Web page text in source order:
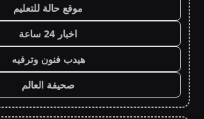
موقع حالة للتعليم
اخبار 24 ساعة
هيدب فنون وترفيه
صحيفة العالم